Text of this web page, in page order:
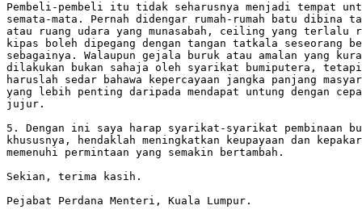
Pembeli-pembeli itu tidak seharusnya menjadi tempat
semata-mata. Pernah didengar rumah-rumah batu
atau ruang udara yang munasabah, ceiling yang terlalu
kipas boleh dipegang dengan tangan tatkala seseorang
sebagainya. Walaupun gejala buruk atau amalan yang
dilakukan bukan sahaja oleh syarikat bumiputera,
haruslah sedar bahawa kepercayaan jangka panjang
yang lebih penting daripada mendapat untung dengan
jujur.
5. Dengan ini saya harap syarikat-syarikat pembinaan
khususnya, hendaklah meningkatkan keupayaan dan
memenuhi permintaan yang semakin bertambah.
Sekian, terima kasih.
Pejabat Perdana Menteri, Kuala Lumpur.